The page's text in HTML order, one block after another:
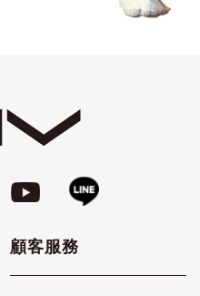
顧客服務